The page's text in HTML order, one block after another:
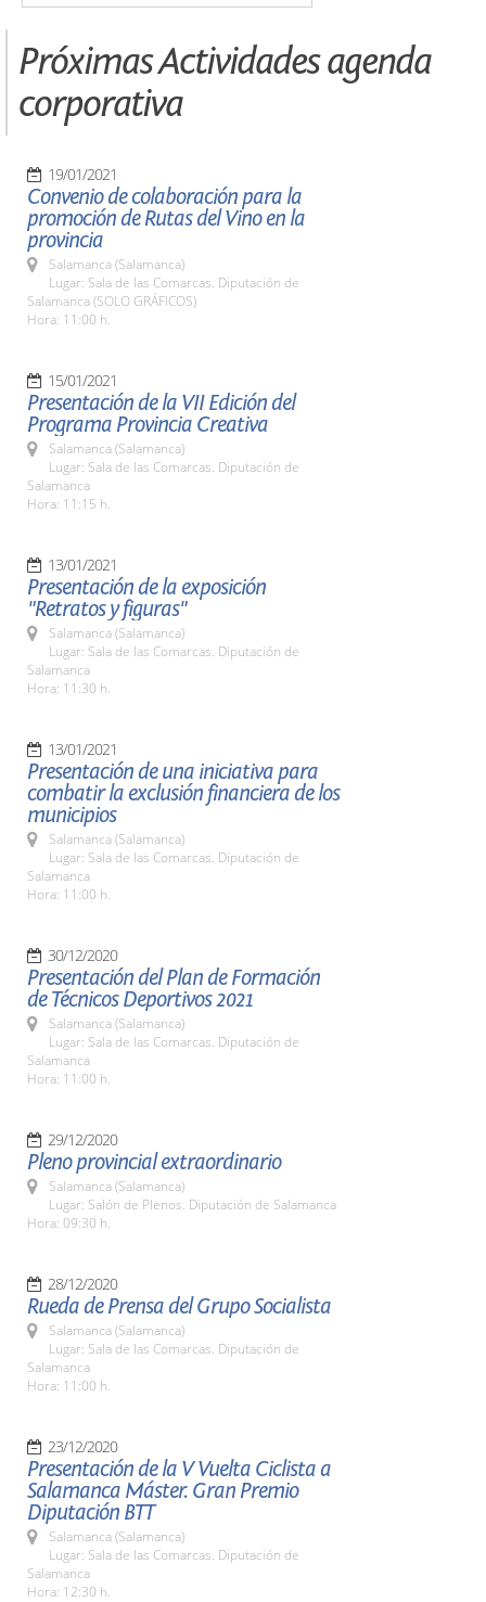
Próximas Actividades agenda
corporativa
19/01/2021
Convenio de colaboración para la
promoción de Rutas del Vino en la
provincia
Salamanca (Salamanca)
Lugar: Sala de las Comarcas. Diputación de
Salamanca (SOLO GRÁFICOS)
Hora: 11:00 h.
15/01/2021
Presentación de la VII Edición del
Programa Provincia Creativa
Salamanca (Salamanca)
Lugar: Sala de las Comarcas. Diputación de
Salamanca
Hora: 11:15 h.
13/01/2021
Presentación de la exposición
"Retratos y figuras"
Salamanca (Salamanca)
Lugar: Sala de las Comarcas. Diputación de
Salamanca
Hora: 11:30 h.
13/01/2021
Presentación de una iniciativa para
combatir la exclusión financiera de los
municipios
Salamanca (Salamanca)
Lugar: Sala de las Comarcas. Diputación de
Salamanca
Hora: 11:00 h.
30/12/2020
Presentación del Plan de Formación
de Técnicos Deportivos 2021
Salamanca (Salamanca)
Lugar: Sala de las Comarcas. Diputación de
Salamanca
Hora: 11:00 h.
29/12/2020
Pleno provincial extraordinario
Salamanca (Salamanca)
Lugar: Salón de Plenos. Diputación de Salamanca
Hora: 09:30 h.
28/12/2020
Rueda de Prensa del Grupo Socialista
Salamanca (Salamanca)
Lugar: Sala de las Comarcas. Diputación de
Salamanca
Hora: 11:00 h.
23/12/2020
Presentación de la V Vuelta Ciclista a
Salamanca Máster. Gran Premio
Diputación BTT
Salamanca (Salamanca)
Lugar: Sala de las Comarcas. Diputación de
Salamanca
Hora: 12:30 h.